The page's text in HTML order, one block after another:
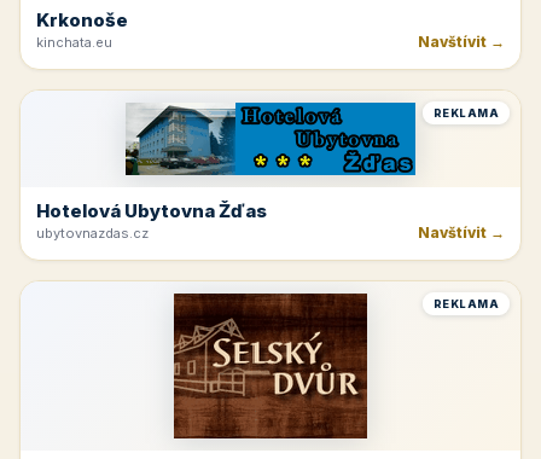
Krkonoše
kinchata.eu Navštívit →
REKLAMA
Hotelová Ubytovna Žďas
ubytovnazdas.cz Navštívit →
REKLAMA